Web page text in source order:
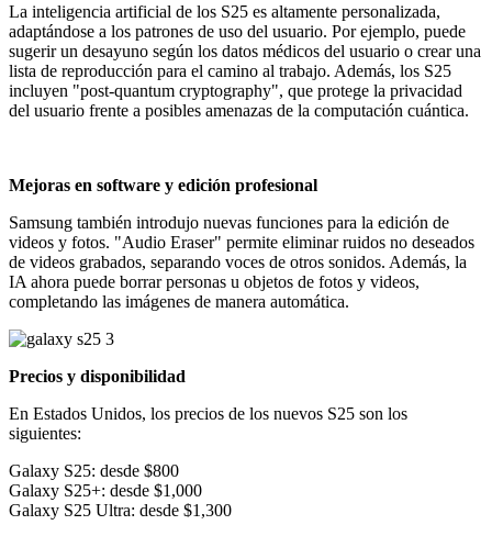
La inteligencia artificial de los S25 es altamente personalizada,
adaptándose a los patrones de uso del usuario. Por ejemplo, puede
sugerir un desayuno según los datos médicos del usuario o crear una
lista de reproducción para el camino al trabajo. Además, los S25
incluyen "post-quantum cryptography", que protege la privacidad
del usuario frente a posibles amenazas de la computación cuántica.
Mejoras en software y edición profesional
Samsung también introdujo nuevas funciones para la edición de
videos y fotos. "Audio Eraser" permite eliminar ruidos no deseados
de videos grabados, separando voces de otros sonidos. Además, la
IA ahora puede borrar personas u objetos de fotos y videos,
completando las imágenes de manera automática.
Precios y disponibilidad
En Estados Unidos, los precios de los nuevos S25 son los
siguientes:
Galaxy S25: desde $800
Galaxy S25+: desde $1,000
Galaxy S25 Ultra: desde $1,300